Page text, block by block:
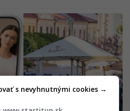
s nevyhnutnými cookies →